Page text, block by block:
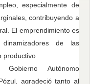
especialmente de
contribuyendo a
El emprendimiento es
de las
productivo
Autónomo
agradeciótanto al